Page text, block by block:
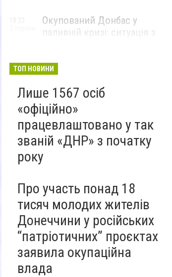
Окупований Донбас у
паливній кризі: ситуація з
ТОП НОВИНИ
Лише 1567 осіб
«офіційно»
працевлаштовано у так
званій «ДНР» з початку
року
Про участь понад 18
тисяч молодих жителів
Донеччини у російських
“патріотичних” проєктах
заявила окупаційна
влада